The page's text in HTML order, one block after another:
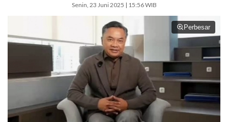
Senin, 23 Juni 2025 | 15:56 WIB
Perbesar